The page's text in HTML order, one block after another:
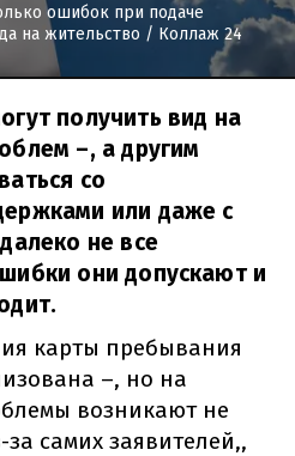
ошибок при подаче
на жительство / Коллаж 24
получить вид на
–, а другим
со
или даже с
не все
они допускают и
карты пребывания
–, но на
возникают не
самих заявителей,,